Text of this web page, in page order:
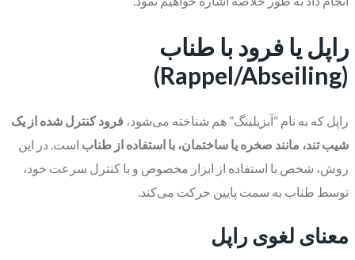
راپل یا فرود با طناب
(Rappel/Abseiling)
راپل که به نام “آبزیلینگ” هم شناخته می‌شود، فرود کنترل شده از یک
شیب تند، مانند صخره یا ساختمان، با استفاده از طناب است. در این
روش، شخص با استفاده از ابزار مخصوص و با کنترل سرعت خود،
توسط طناب به سمت پایین حرکت می‌کند.
معنای لغوی راپل